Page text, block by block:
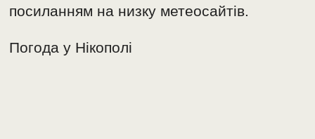
посиланням на низку метеосайтів.
Погода у Нікополі